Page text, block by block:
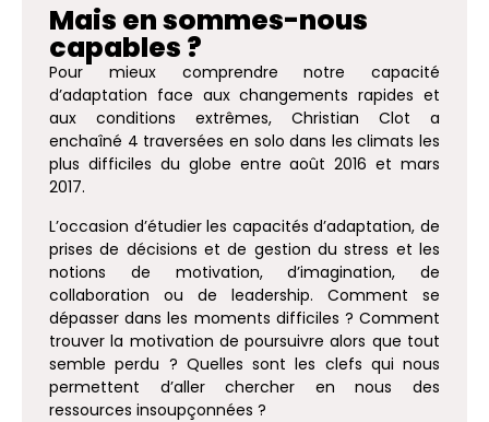
Mais en sommes-nous
capables ?
Pour mieux comprendre notre capacité
d’adaptation face aux changements rapides et
aux conditions extrêmes, Christian Clot a
enchaîné 4 traversées en solo dans les climats les
plus difficiles du globe entre août 2016 et mars
2017.
L’occasion d’étudier les capacités d’adaptation, de
prises de décisions et de gestion du stress et les
notions de motivation, d’imagination, de
collaboration ou de leadership. Comment se
dépasser dans les moments difficiles ? Comment
trouver la motivation de poursuivre alors que tout
semble perdu ? Quelles sont les clefs qui nous
permettent d’aller chercher en nous des
ressources insoupçonnées ?